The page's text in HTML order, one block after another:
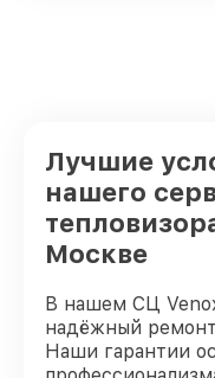
Лучшие
нашего
Москве
В нашем СЦ
надёжный
Наши гарантии